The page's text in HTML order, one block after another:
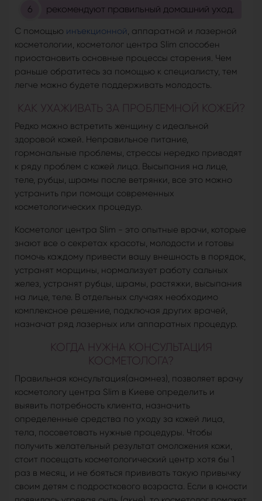
рекомендуют правильный домашний уход.
С помощью инъекционной , аппаратной и лазерной
косметологии, косметолог центра Slim способен
приостановить основные процессы старения. Чем
раньше обратитесь за помощью к специалисту, тем
легче можно будете поддерживать молодость.
КАК УХАЖИВАТЬ ЗА ПРОБЛЕМНОЙ КОЖЕЙ?
Редко можно встретить женщину с идеальной
здоровой кожей. Неправильное питание,
гормональные проблемы, стрессы нередко приводят
к ряду проблем с кожей лица. Высыпания на лице,
теле, рубцы, шрамы после ветрянки, все это можно
устранить при помощи современных
косметологических процедур.
Косметолог центра Slim - это опытные врачи, которые
знают все о секретах красоты, молодости и готовы
помочь каждому привести вашу внешность в порядок,
устранят морщины, нормализует работу сальных
желез, устранят рубцы, шрамы, растяжки, высыпания
на лице, теле. В отдельных случаях необходимо
комплексное решение, подключая других врачей,
назначат ряд лазерных или аппаратных процедур.
КОГДА НУЖНА КОНСУЛЬТАЦИЯ
КОСМЕТОЛОГА?
Правильная консультация(анамнез), позволяет врачу
косметологу центра Slim в Киеве определить и
выявить потребность клиента, назначить
определенные средства по уходу за кожей лица,
тела, посоветовать нужные процедуры. Чтобы
получить желательный результат омоложения кожи,
стоит посещать косметологический центр хотя бы 1
раз в месяц, и не бояться прививать такую привычку
своим детям с подросткового возраста. Если в юности